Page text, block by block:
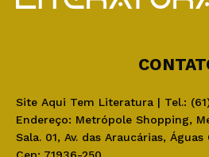
Site Aqui Tem Literatura | Tel.:
Endereço: Metrópole Shopping,
Sala. 01, Av. das Araucárias,
Cep: 71936-250